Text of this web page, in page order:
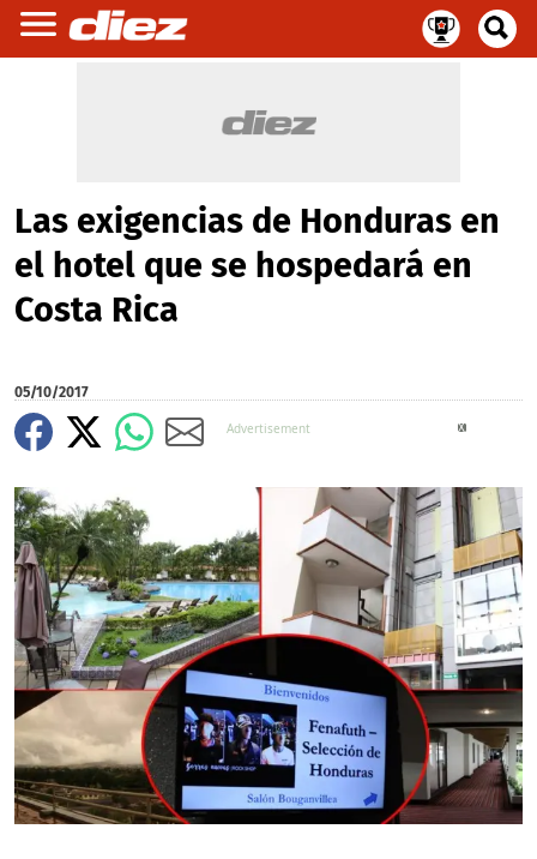
Las exigencias de Honduras en
el hotel que se hospedará en
Costa Rica
05/10/2017
X